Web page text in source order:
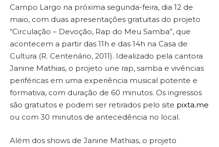
Campo Largo na próxima segunda-feira, dia 12 de
maio, com duas apresentações gratuitas do projeto
“Circulação – Devoção, Rap do Meu Samba”, que
acontecem a partir das 11h e das 14h na Casa de
Cultura (R. Centenário, 2011). Idealizado pela cantora
Janine Mathias, o projeto une rap, samba e vivências
periféricas em uma experiência musical potente e
formativa, com duração de 60 minutos. Os ingressos
são gratuitos e podem ser retirados pelo site pixta.me
ou com 30 minutos de antecedência no local.
Além dos shows de Janine Mathias, o projeto